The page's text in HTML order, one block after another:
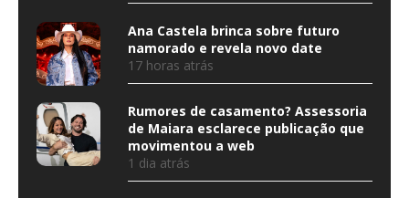
Ana Castela brinca sobre futuro
namorado e revela novo date
17 horas atrás
Rumores de casamento? Assessoria
de Maiara esclarece publicação que
movimentou a web
1 dia atrás